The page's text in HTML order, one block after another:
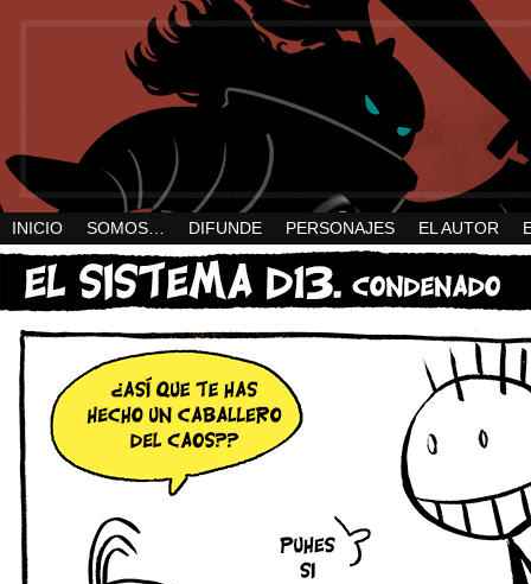
INICIO SOMOS… DIFUNDE PERSONAJES EL AUTOR